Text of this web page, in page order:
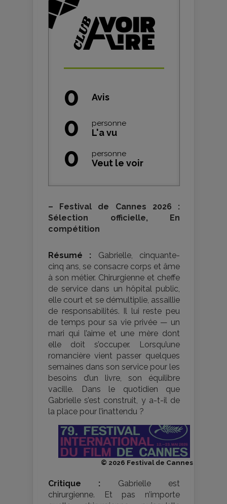
0 Avis
0 personne
L'a vu
0 personne
Veut le voir
– Festival de Cannes 2026 :
Sélection officielle, En
compétition
Résumé : Gabrielle, cinquante-
cinq ans, se consacre corps et âme
à son métier. Chirurgienne et cheffe
de service dans un hôpital public,
elle court et se démultiplie, assaillie
de responsabilités. Il lui reste peu
de temps pour sa vie privée — un
mari qui l’aime et une mère dont
elle doit s’occuper. Lorsqu’une
romancière vient passer quelques
semaines dans son service pour les
besoins d’un livre, son équilibre
vacille. Dans le quotidien que
Gabrielle s’est construit, y a-t-il de
la place pour l’inattendu ?
© 2026 Festival de Cannes
Critique : Gabrielle est
chirurgienne. Et pas n’importe